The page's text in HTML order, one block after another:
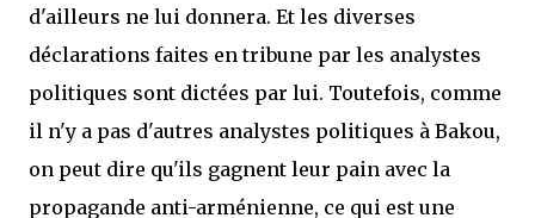
d'ailleurs ne lui donnera. Et les diverses
déclarations faites en tribune par les analystes
politiques sont dictées par lui. Toutefois, comme
il n'y a pas d'autres analystes politiques à Bakou,
on peut dire qu'ils gagnent leur pain avec la
propagande anti-arménienne, ce qui est une